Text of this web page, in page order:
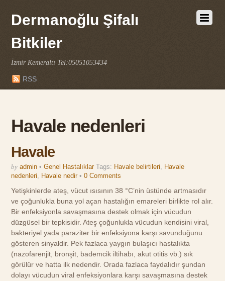
Dermanoğlu Şifalı
Bitkiler
İzmir Kemeraltı Tel:05051053434
RSS
Havale nedenleri
Havale
by admin • Genel Hastalıklar Tags: Havale belirtileri, Havale
nedenleri, Havale nedir •0 Comments
Yetişkinlerde ateş, vücut ısısının 38 °C’nin üstünde artmasıdır
ve çoğunlukla buna yol açan hastalığın emareleri birlikte rol alır.
Bir enfeksiyonla savaşmasına destek olmak için vücudun
düzgüsel bir tepkisidir. Ateş çoğunlukla vücudun kendisini viral,
bakteriyel yada paraziter bir enfeksiyona karşı savunduğunu
gösteren sinyaldir. Pek fazlaca yaygın bulaşıcı hastalıkta
(nazofarenjit, bronşit, bademcik iltihabı, akut otitis vb.) sık
görülür ve hatta ilk nedendir. Orada fazlaca faydalıdır şundan
dolayı vücudun viral enfeksiyonlara karşı savaşmasına destek